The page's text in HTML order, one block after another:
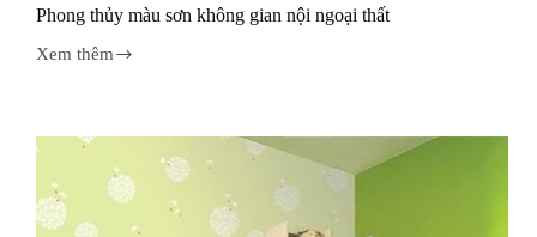
Phong thủy màu sơn không gian nội ngoại thất
Xem thêm
Phong
không
nội
ngoại
thất